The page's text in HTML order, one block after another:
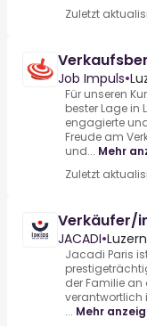
Zuletzt
Job Impuls•
Für unseren
bester Lage in
engagierte
Freude am
und... Mehr
Zuletzt
Verkäufer/
JACADI•
Jacadi Paris
der Familie an
verantwortlich
... Mehr